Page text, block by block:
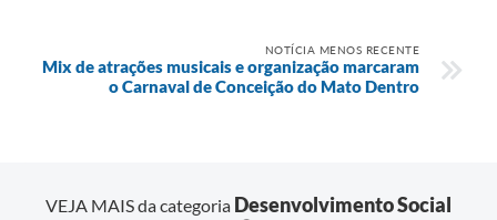
NOTÍCIA MENOS RECENTE
Mix de atrações musicais e organização marcaram
o Carnaval de Conceição do Mato Dentro
VEJA MAIS da categoria Desenvolvimento Social